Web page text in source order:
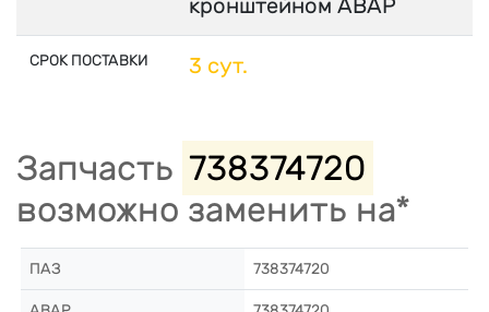
кронштейном АВАР
СРОК ПОСТАВКИ 3 сут.
Запчасть 738374720
возможно заменить на*
ПАЗ 738374720